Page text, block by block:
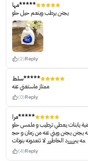
مها*****
يجنن يرطب وينعم حيل حلو
(2)Reply
سلط*****
ممتاز ماستغني عنه
(0)Reply
مرا*****
يابنات يعطي ترطيب و ملمس حلو
يجنن يجنن ويني عنه من زمان و حج
مه يبرررررد الخاطررر لا تتعدونه بنوتات
(4)Reply